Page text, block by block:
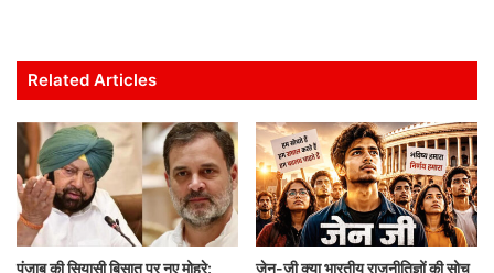
s
A
p
p
e
b
o
o
k
er l
e
dI
n
e
Related Articles
पंजाब की सियासी बिसात पर नए मोहरे:
जेन-जी क्या भारतीय राजनीतिज्ञों की सोच